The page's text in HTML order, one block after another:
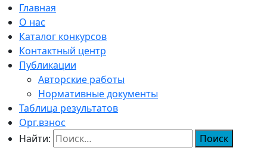
Главная
О нас
Каталог конкурсов
Контактный центр
Публикации
Авторские работы
Нормативные документы
Таблица результатов
Орг.взнос
Найти: